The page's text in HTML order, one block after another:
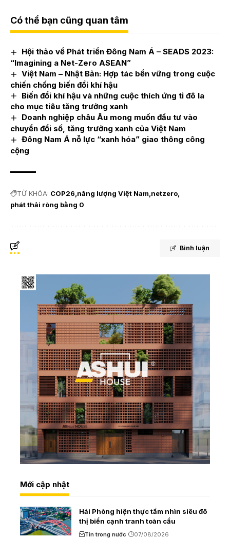
Có thể bạn cũng quan tâm
Hội thảo về Phát triển Đông Nam Á – SEADS 2023:
“Imagining a Net-Zero ASEAN”
Việt Nam – Nhật Bản: Hợp tác bền vững trong cuộc
chiến chống biến đổi khí hậu
Biến đổi khí hậu và những cuộc thích ứng tỉ đô la
cho mục tiêu tăng trưởng xanh
Doanh nghiệp châu Âu mong muốn đầu tư vào
chuyển đổi số, tăng trưởng xanh của Việt Nam
Đông Nam Á nỗ lực “xanh hóa” giao thông công
cộng
TỪ KHÓA: COP26 năng lượng Việt Nam netzero
phát thải ròng bằng 0
Bình luận
Mới cập nhật
Hải Phòng hiện thực tầm nhìn siêu đô
thị biển cạnh tranh toàn cầu
Tin trong nước 07/08/2026